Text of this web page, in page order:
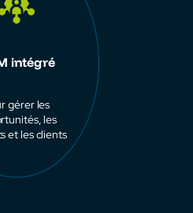
intégré
gérer les
les
et les clients